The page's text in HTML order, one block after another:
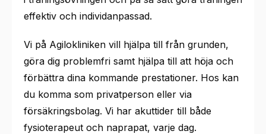
effektiv och individanpassad.
Vi på Agilokliniken vill hjälpa till från grunden,
göra dig problemfri samt hjälpa till att höja och
förbättra dina kommande prestationer. Hos kan
du komma som privatperson eller via
försäkringsbolag. Vi har akuttider till både
fysioterapeut och naprapat, varje dag.